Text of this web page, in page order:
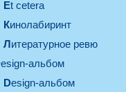
et cetera
кинолабиринт
литературное ревю
design-альбом
design-альбом